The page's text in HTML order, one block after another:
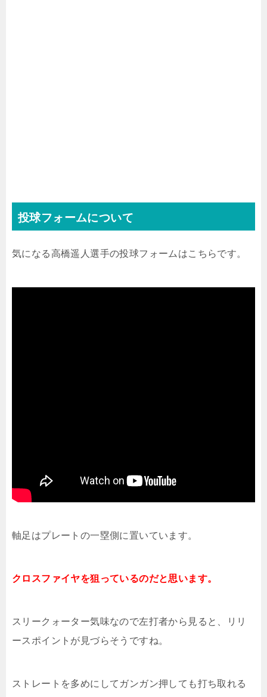
投球フォームについて
気になる高橋遥人選手の投球フォームはこちらです。
軸足はプレートの一塁側に置いています。
クロスファイヤを狙っているのだと思います。
スリークォーター気味なので左打者から見ると、リリ
ースポイントが見づらそうですね。
ストレートを多めにしてガンガン押しても打ち取れる